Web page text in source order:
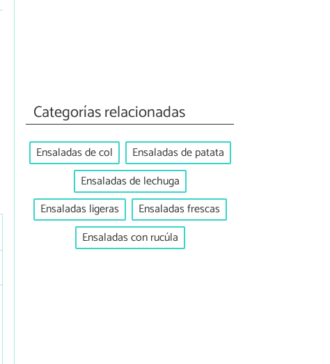
Categorías relacionadas
Ensaladas de col
Ensaladas de patata
Ensaladas de lechuga
Ensaladas ligeras
Ensaladas frescas
Ensaladas con rucúla